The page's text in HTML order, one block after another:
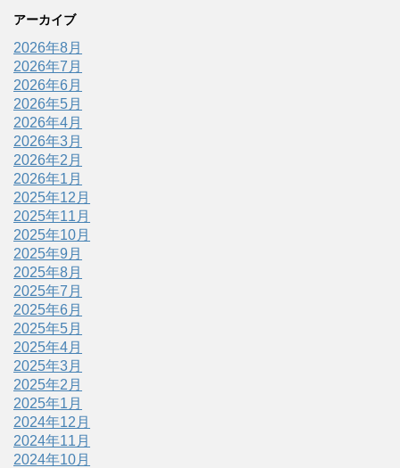
アーカイブ
2026年8月
2026年7月
2026年6月
2026年5月
2026年4月
2026年3月
2026年2月
2026年1月
2025年12月
2025年11月
2025年10月
2025年9月
2025年8月
2025年7月
2025年6月
2025年5月
2025年4月
2025年3月
2025年2月
2025年1月
2024年12月
2024年11月
2024年10月